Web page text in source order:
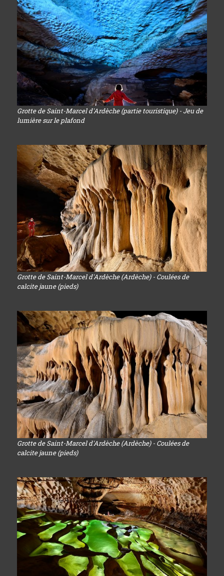
Grotte de Saint-Marcel d'Ardèche (partie touristique) - Jeu de
lumière sur le plafond
Grotte de Saint-Marcel d'Ardèche (Ardèche) - Coulées de
calcite jaune (pieds)
Grotte de Saint-Marcel d'Ardèche (Ardèche) - Coulées de
calcite jaune (pieds)